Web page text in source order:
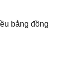
bằng đồng